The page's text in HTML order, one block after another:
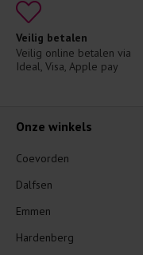
Veilig betalen
Veilig online betalen via
Ideal, Visa, Apple pay
Onze winkels
Coevorden
Dalfsen
Emmen
Hardenberg